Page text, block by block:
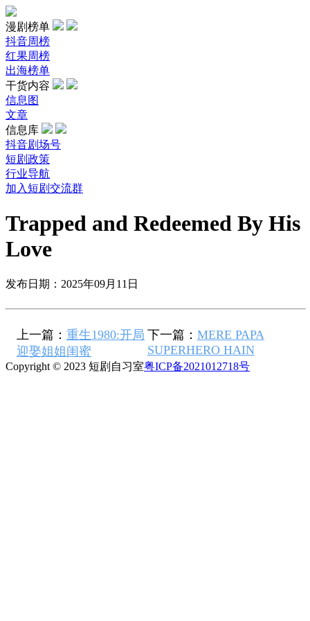
漫剧榜单
抖音周榜
红果周榜
出海榜单
干货内容
信息图
文章
信息库
抖音剧场号
短剧政策
行业导航
加入短剧交流群
Trapped and Redeemed By His
Love
发布日期：2025年09月11日
上一篇： 重生1980:开局
迎娶姐姐闺蜜
下一篇： MERE PAPA
SUPERHERO HAIN
Copyright © 2023 短剧自习室粤ICP备2021012718号